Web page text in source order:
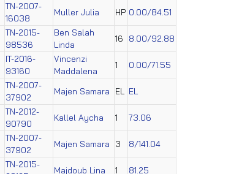
TN-2007-
16038
Muller Julia HP 0.00/84.51
TN-2015-
98536
Ben Salah
Linda
16 8.00/92.88
IT-2016-
93160
Vincenzi
Maddalena
1 0.00/71.55
TN-2007-
37902
Majen Samara EL EL
TN-2012-
90790
Kallel Aycha 1 73.06
TN-2007-
37902
Majen Samara 3 8/141.04
TN-2015-
Majdoub Lina 1 81.25